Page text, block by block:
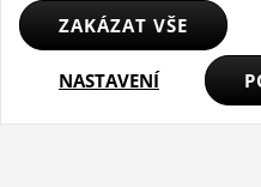
© 2025 WMF - Všechna
ZAKÁZAT VŠE
NASTAVENÍ